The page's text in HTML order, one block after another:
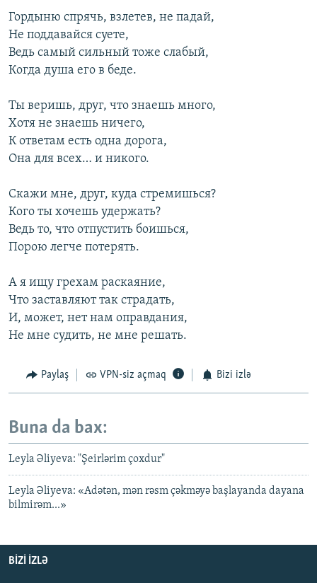
Гордыню спрячь, взлетев, не падай,
Не поддавайся суете,
Ведь самый сильный тоже слабый,
Когда душа его в беде.
Ты веришь, друг, что знаешь много,
Хотя не знаешь ничего,
К ответам есть одна дорога,
Она для всех… и никого.
Скажи мне, друг, куда стремишься?
Кого ты хочешь удержать?
Ведь то, что отпустить боишься,
Порою легче потерять.
А я ищу грехам раскаяние,
Что заставляют так страдать,
И, может, нет нам оправдания,
Не мне судить, не мне решать.
Paylaş VPN-siz açmaq Bizi izlə
Buna da bax:
Leyla Əliyeva: "Şeirlərim çoxdur"
Leyla Əliyeva: «Adətən, mən rəsm çəkməyə başlayanda dayana
bilmirəm...»
BIZI IZLƏ